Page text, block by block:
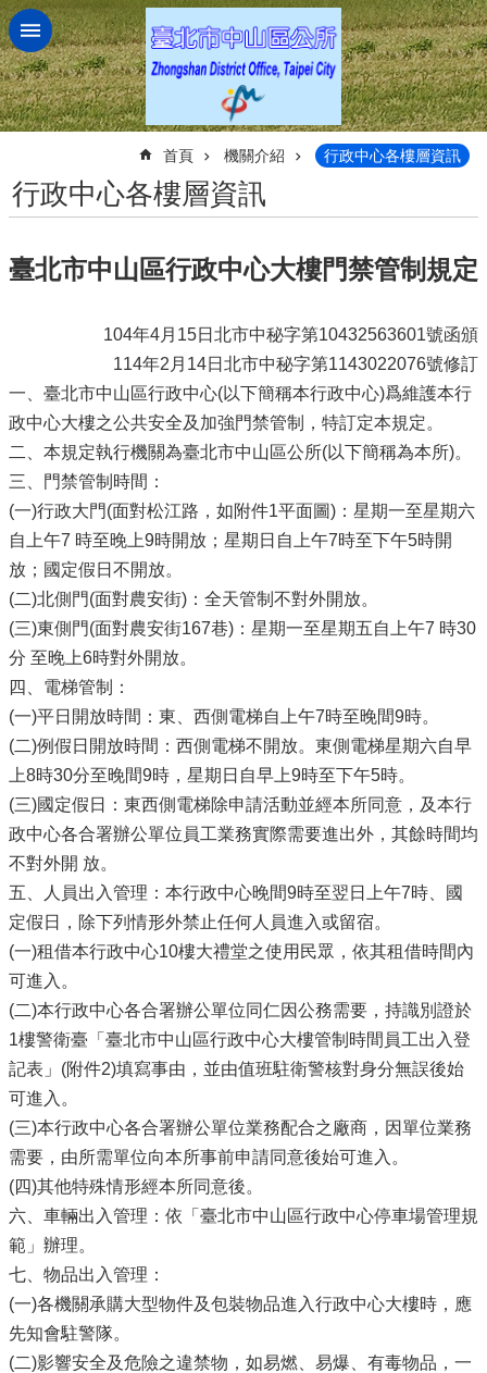
跳到主要內容區塊
首頁 機關介紹 行政中心各樓層資訊
行政中心各樓層資訊
臺北市中山區行政中心大樓門禁管制規定
104年4月15日北市中秘字第10432563601號函頒
114年2月14日北市中秘字第1143022076號修訂
一、臺北市中山區行政中心(以下簡稱本行政中心)爲維護本行
政中心大樓之公共安全及加強門禁管制，特訂定本規定。
二、本規定執行機關為臺北市中山區公所(以下簡稱為本所)。
三、門禁管制時間：
(一)行政大門(面對松江路，如附件1平面圖)：星期一至星期六
自上午7 時至晚上9時開放；星期日自上午7時至下午5時開
放；國定假日不開放。
(二)北側門(面對農安街)：全天管制不對外開放。
(三)東側門(面對農安街167巷)：星期一至星期五自上午7 時30
分 至晚上6時對外開放。
四、電梯管制：
(一)平日開放時間：東、西側電梯自上午7時至晚間9時。
(二)例假日開放時間：西側電梯不開放。東側電梯星期六自早
上8時30分至晚間9時，星期日自早上9時至下午5時。
(三)國定假日：東西側電梯除申請活動並經本所同意，及本行
政中心各合署辦公單位員工業務實際需要進出外，其餘時間均
不對外開 放。
五、人員出入管理：本行政中心晚間9時至翌日上午7時、國
定假日，除下列情形外禁止任何人員進入或留宿。
(一)租借本行政中心10樓大禮堂之使用民眾，依其租借時間內
可進入。
(二)本行政中心各合署辦公單位同仁因公務需要，持識別證於
1樓警衛臺「臺北市中山區行政中心大樓管制時間員工出入登
記表」(附件2)填寫事由，並由值班駐衛警核對身分無誤後始
可進入。
(三)本行政中心各合署辦公單位業務配合之廠商，因單位業務
需要，由所需單位向本所事前申請同意後始可進入。
(四)其他特殊情形經本所同意後。
六、車輛出入管理：依「臺北市中山區行政中心停車場管理規
範」辦理。
七、物品出入管理：
(一)各機關承購大型物件及包裝物品進入行政中心大樓時，應
先知會駐警隊。
(二)影響安全及危險之違禁物，如易燃、易爆、有毒物品，一